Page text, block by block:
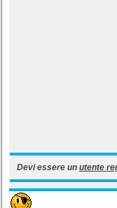
Devi essere un utente